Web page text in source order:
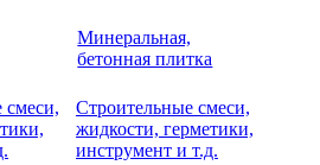
Минеральная,
бетонная плитка
Строительные смеси,
жидкости, герметики,
инструмент и т.д.